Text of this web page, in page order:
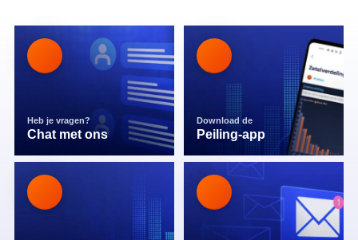
Heb je vragen?
Chat met ons
Download de
Peiling-app